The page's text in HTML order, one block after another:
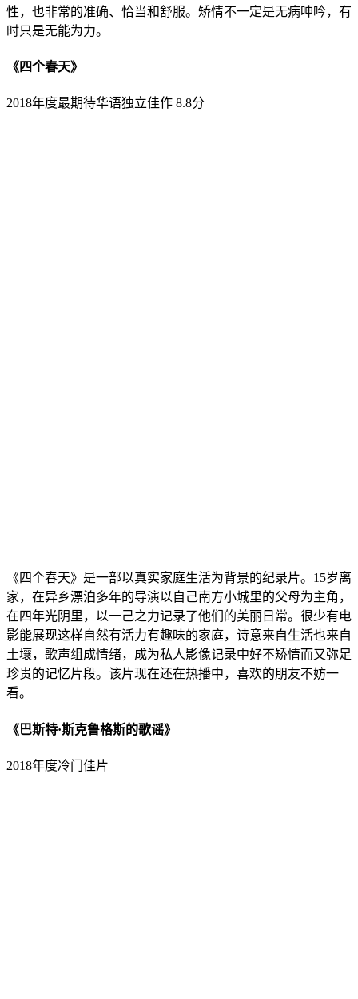
性，也非常的准确、恰当和舒服。矫情不一定是无病呻吟，有
时只是无能为力。
《四个春天》
2018年度最期待华语独立佳作 8.8分
《四个春天》是一部以真实家庭生活为背景的纪录片。15岁离
家，在异乡漂泊多年的导演以自己南方小城里的父母为主角，
在四年光阴里，以一己之力记录了他们的美丽日常。很少有电
影能展现这样自然有活力有趣味的家庭，诗意来自生活也来自
土壤，歌声组成情绪，成为私人影像记录中好不矫情而又弥足
珍贵的记忆片段。该片现在还在热播中，喜欢的朋友不妨一
看。
《巴斯特·斯克鲁格斯的歌谣》
2018年度冷门佳片